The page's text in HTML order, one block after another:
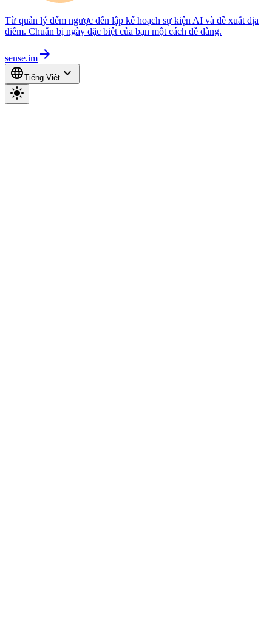
Từ quản lý đếm ngược đến lập kế hoạch sự kiện AI và đề xuất địa
điểm. Chuẩn bị ngày đặc biệt của bạn một cách dễ dàng.
sense.im arrow_forward
languageTiếng Việt expand_more
light_mode